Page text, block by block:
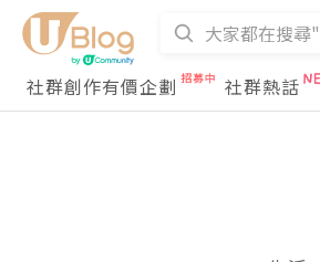
社群創作有價企劃
社群熱話